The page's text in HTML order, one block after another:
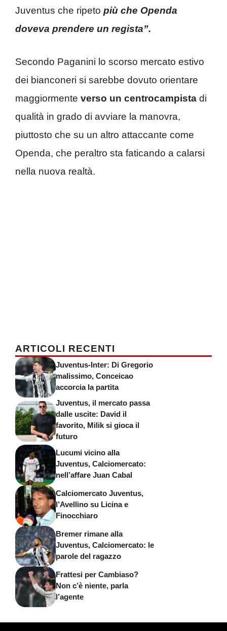
Juventus che ripeto più che Openda
doveva prendere un regista”.
Secondo Paganini lo scorso mercato estivo
dei bianconeri si sarebbe dovuto orientare
maggiormente verso un centrocampista di
qualità in grado di avviare la manovra,
piuttosto che su un altro attaccante come
Openda, che peraltro sta faticando a calarsi
nella nuova realtà.
ARTICOLI RECENTI
Juventus-Inter: Di Gregorio
malissimo, Conceicao
accorcia la partita
Juventus, il mercato passa
dalle uscite: David il
favorito, Milik si gioca il
futuro
Lucumi vicino alla
Juventus, Calciomercato:
nell’affare Juan Cabal
Calciomercato Juventus,
l’Avellino su Licina e
Finocchiaro
Bremer rimane alla
Juventus, Calciomercato: le
parole del ragazzo
Frattesi per Cambiaso?
Non c’è niente, parla
l’agente